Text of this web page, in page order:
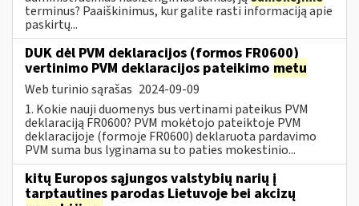
terminus? Paaiškinimus, kur galite rasti informaciją apie
paskirtų...
DUK dėl PVM deklaracijos (formos FR0600)
vertinimo PVM deklaracijos pateikimo metu
Web turinio sąrašas 2024-09-09
1. Kokie nauji duomenys bus vertinami pateikus PVM
deklaraciją FR0600? PVM mokėtojo pateiktoje PVM
deklaracijoje (formoje FR0600) deklaruota pardavimo
PVM suma bus lyginama su to paties mokestinio...
kitų Europos sąjungos valstybių narių į
tarptautines parodas Lietuvoje bei akcizų